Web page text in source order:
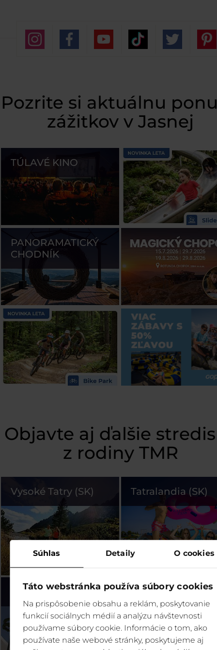
Súhlas Detaily O cookies
Táto webstránka používa súbory cookies
Na prispôsobenie obsahu a reklám, poskytovanie
funkcií sociálnych médií a analýzu návštevnosti
používame súbory cookie. Informácie o tom, ako
používate naše webové stránky, poskytujeme aj
Pozrite si aktuálnu
zážitkov v Jasnej
TÚLAVÉ KINO
PANORAMATICKÝ
CHODNÍK
Objavte aj ďalšie
z rodiny TMR
Vysoké Tatry (SK) Tatralandia (SK)
Bešeňová (SK) Legendia (PL)